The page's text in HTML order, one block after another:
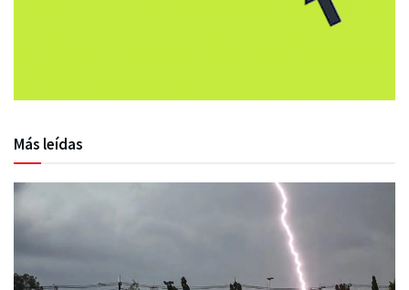
Más leídas